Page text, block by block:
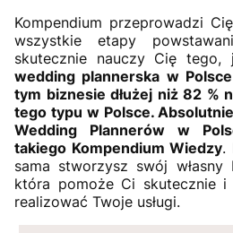
Kompendium przeprowadzi
wszystkie etapy
skutecznie nauczy Cię tego, j
wedding plannerska w
tym biznesie dłużej niż 82 %
tego typu w Polsce.
Wedding Plannerów w
takiego Kompendium Wiedzy.
sama stworzysz swój własny
która pomoże Ci skutecznie i
realizować Twoje usługi.